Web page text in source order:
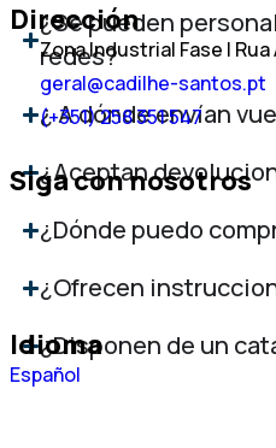
Dirección
Zona Industrial Fase I
geral@cadilhe-santos.pt
(+351) 258 351 547
Siga con nosotros
Idioma
Español
Português
¿Se pueden
redes?
¿ A dónde envían
¿Aceptan
¿Dónde puedo
¿Ofrecen
¿Disponen de un